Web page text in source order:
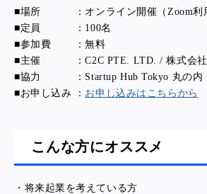
■場所 ：オンライン開催（Zoom利
■定員 ：100名
■参加費 ：無料
■主催 ：C2C PTE. LTD. / 株式会社
■協力 ：Startup Hub Tokyo 丸の内
■お申し込み ： お申し込みはこちらから
こんな方にオススメ
・将来起業を考えている方